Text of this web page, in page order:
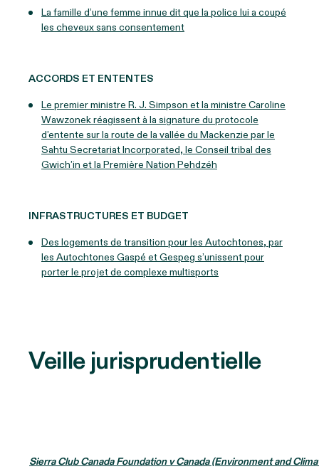
La famille d’une femme innue dit que la police lui a coupé
les cheveux sans consentement
ACCORDS ET ENTENTES
Le premier ministre R. J. Simpson et la ministre Caroline
Wawzonek réagissent à la signature du protocole
d’entente sur la route de la vallée du Mackenzie par le
Sahtu Secretariat Incorporated, le Conseil tribal des
Gwich’in et la Première Nation Pehdzéh
INFRASTRUCTURES ET BUDGET
Des logements de transition pour les Autochtones, par
les Autochtones Gaspé et Gespeg s’unissent pour
porter le projet de complexe multisports
Veille jurisprudentielle
Sierra Club Canada Foundation v Canada (Environment and